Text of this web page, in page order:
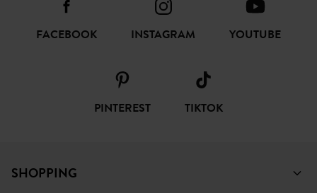
FACEBOOK INSTAGRAM YOUTUBE
PINTEREST TIKTOK
SHOPPING